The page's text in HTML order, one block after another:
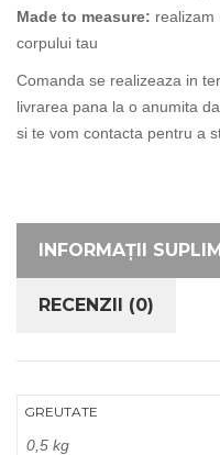
Made to measure: realizam
corpului tau
Comanda se realizeaza in
livrarea pana la o anumita
si te vom contacta pentru a
INFORMAȚII
RECENZII (0)
GREUTATE
0,5 kg